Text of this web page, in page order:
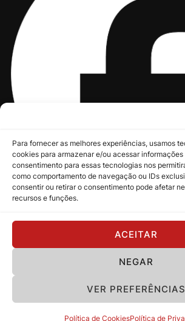
Para fornecer as melhores experiências, usamos
cookies para armazenar e/ou acessar
consentimento para essas tecnologias nos
como comportamento de navegação ou IDs
consentir ou retirar o consentimento pode afetar
recursos e funções.
ACEITAR
NEGAR
VER PREFERÊNCIAS
Política de CookiesPolítica de
@nksmusic
Política de Privacidade